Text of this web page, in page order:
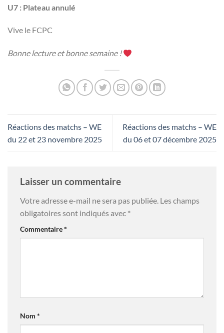
U7 : Plateau annulé
Vive le FCPC
Bonne lecture et bonne semaine !
Réactions des matchs – WE
du 22 et 23 novembre 2025
Réactions des matchs – WE
du 06 et 07 décembre 2025
Laisser un commentaire
Votre adresse e-mail ne sera pas publiée. Les champs
obligatoires sont indiqués avec *
Commentaire*
Nom *